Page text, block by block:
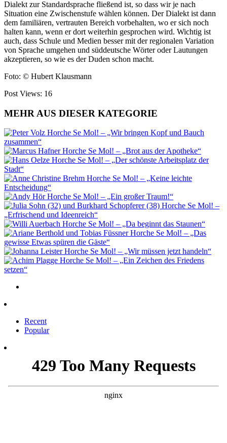
Dialekt zur Standardsprache fließend ist, so dass wir je nach
Situation eine Zwischenstufe wählen können. Der Dialekt ist dann
dem familiären, vertrauten Bereich vorbehalten, wo er sich noch
halten kann, wenn er dort weiterhin gesprochen wird. Wichtig ist
auch, dass Schule und Medien besser mit der regionalen Variation
von Sprache umgehen und süddeutsche Wörter oder Lautungen
akzeptieren, so wie es der Duden schon macht.
Foto: © Hubert Klausmann
Post Views: 16
MEHR AUS DIESER KATEGORIE
Horche Se Mol! – „Wir bringen Kopf und Bauch
zusammen“
Horche Se Mol! – „Brot aus der Apotheke“
Horche Se Mol! – „Der schönste Arbeitsplatz der
Stadt“
Horche Se Mol! – „Keine leichte
Entscheidung“
Horche Se Mol! – „Ein großer Traum!“
Horche Se Mol! –
„Erfrischend und Ideenreich“
Horche Se Mol! – „Da beginnt das Staunen“
Horche Se Mol! – „Das
gewisse Etwas spüren die Gäste“
Horche Se Mol! – „Wir müssen jetzt handeln“
Horche Se Mol! – „Ein Zeichen des Friedens
setzen“
Recent
Popular